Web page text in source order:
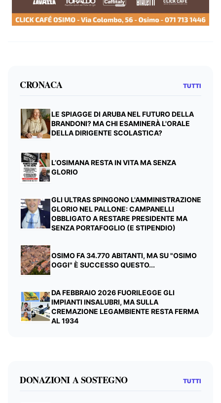
CRONACA TUTTI
LE SPIAGGE DI ARUBA NEL FUTURO DELLA
BRANDONI? MA CHI ESAMINERÀ L'ORALE
DELLA DIRIGENTE SCOLASTICA?
L’OSIMANA RESTA IN VITA MA SENZA
GLORIO
GLI ULTRAS SPINGONO L'AMMINISTRAZIONE
GLORIO NEL PALLONE: CAMPANELLI
OBBLIGATO A RESTARE PRESIDENTE MA
SENZA PORTAFOGLIO (E STIPENDIO)
OSIMO FA 34.770 ABITANTI, MA SU "OSIMO
OGGI" È SUCCESSO QUESTO...
DA FEBBRAIO 2026 FUORILEGGE GLI
IMPIANTI INSALUBRI, MA SULLA
CREMAZIONE LEGAMBIENTE RESTA FERMA
AL 1934
DONAZIONI A SOSTEGNO TUTTI